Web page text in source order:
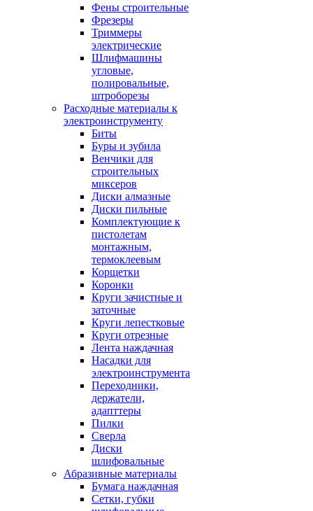
Фены строительные
Фрезеры
Триммеры
электрические
Шлифмашины
угловые,
полировальные,
штроборезы
Расходные материалы к
электроинструменту
Биты
Буры и зубила
Венчики для
строительных
миксеров
Диски алмазные
Диски пильные
Комплектующие к
пистолетам
монтажным,
термоклеевым
Корщетки
Коронки
Круги зачистные и
заточные
Круги лепестковые
Круги отрезные
Лента наждачная
Насадки для
электроинструмента
Переходники,
держатели,
адапттеры
Пилки
Сверла
Диски
шлифовальные
Абразивные материалы
Бумага наждачная
Сетки, губки